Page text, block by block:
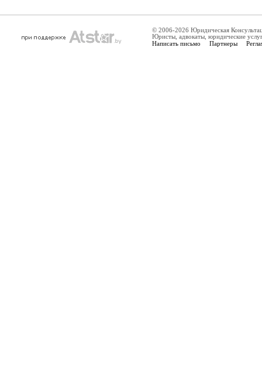
© 2006-2026 Юридическая
Юристы, адвокаты, юридические
Написать письмо Партнеры